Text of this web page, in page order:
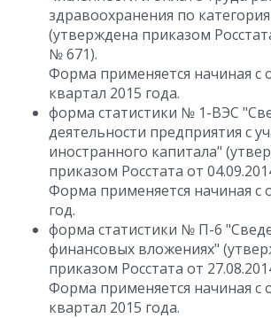
здравоохранения по
(утверждена приказом
№ 671).
Форма применяется начиная с
квартал 2015 года.
форма статистики № 1-ВЭС
деятельности предприятия с
иностранного капитала"
приказом Росстата от
Форма применяется начиная с
год.
форма статистики № П-6
финансовых вложениях"
приказом Росстата от
Форма применяется начиная с
квартал 2015 года.